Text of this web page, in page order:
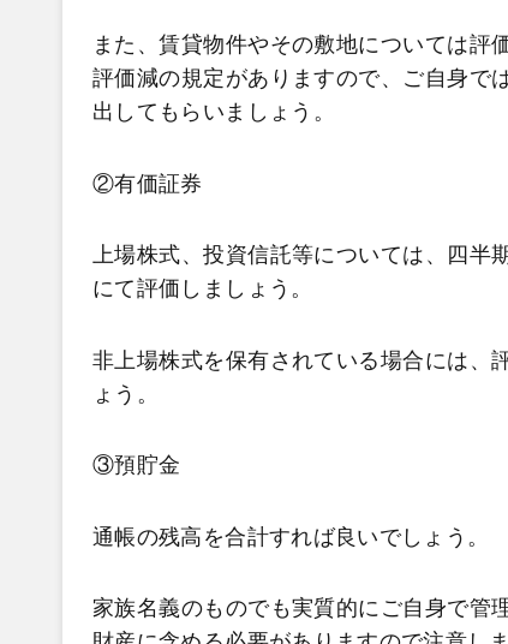
また、賃貸物件やその敷地については評
評価減の規定がありますので、ご自身で
出してもらいましょう。
②有価証券
上場株式、投資信託等については、四半
にて評価しましょう。
非上場株式を保有されている場合には、
ょう。
③預貯金
通帳の残高を合計すれば良いでしょう。
家族名義のものでも実質的にご自身で管